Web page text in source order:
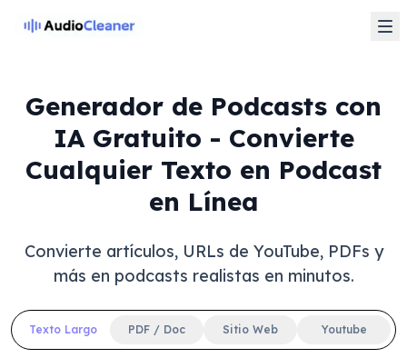
Generador de Podcasts con
IA Gratuito - Convierte
Cualquier Texto en Podcast
en Línea
Convierte artículos, URLs de YouTube, PDFs y
más en podcasts realistas en minutos.
Texto Largo PDF / Doc Sitio Web Youtube